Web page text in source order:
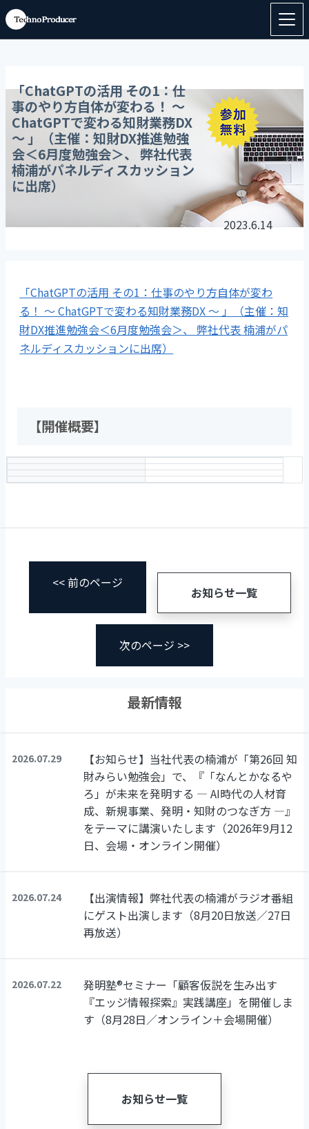
「ChatGPTの活用 その1：仕
事のやり方自体が変わる！ ～
ChatGPTで変わる知財業務DX
～ 」（主催：知財DX推進勉強
会＜6月度勉強会＞、 弊社代表
楠浦がパネルディスカッション
に出席）
2023.6.14
「ChatGPTの活用 その1：仕事のやり方自体が変わ
る！ ～ ChatGPTで変わる知財業務DX ～ 」（主催：知
財DX推進勉強会＜6月度勉強会＞、 弊社代表 楠浦がパ
ネルディスカッションに出席）
【開催概要】
<< 前のページ
お知らせ一覧
次のページ >>
最新情報
2026.07.29
【お知らせ】当社代表の楠浦が「第26回 知
財みらい勉強会」で、『「なんとかなるや
ろ」が未来を発明する ― AI時代の人材育
成、新規事業、発明・知財のつなぎ方 ―』
をテーマに講演いたします（2026年9月12
日、会場・オンライン開催）
2026.07.24
【出演情報】弊社代表の楠浦がラジオ番組
にゲスト出演します（8月20日放送／27日
再放送）
2026.07.22
発明塾®セミナー「顧客仮説を生み出す
『エッジ情報探索』実践講座」を開催しま
す（8月28日／オンライン＋会場開催）
お知らせ一覧